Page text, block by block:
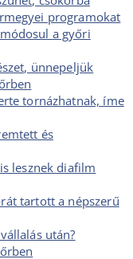
programokat
a győri
ünnepeljük
tornázhatnak, íme
és
lesznek diafilm
tartott a népszerű
után?